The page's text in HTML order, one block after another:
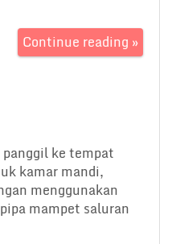
Continue reading »
ke tempat
kamar mandi,
menggunakan
mampet saluran